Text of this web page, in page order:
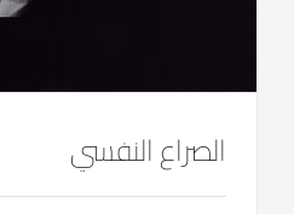
الصراع النفسي